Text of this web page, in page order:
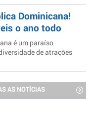
Dominicana!
o ano todo
é um paraíso
de atrações
AS NOTÍCIAS